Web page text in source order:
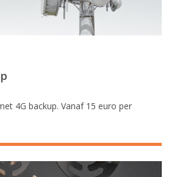
4G backup. Vanaf 15 euro per